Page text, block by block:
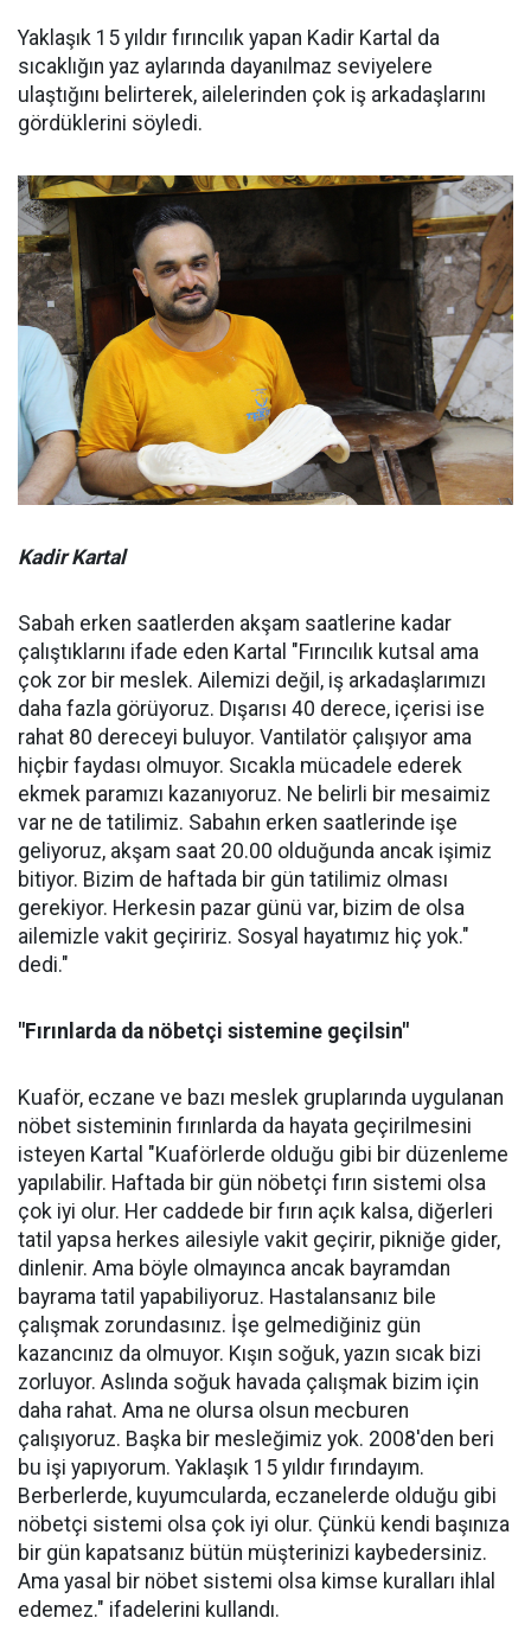
Yaklaşık 15 yıldır fırıncılık yapan Kadir Kartal da
sıcaklığın yaz aylarında dayanılmaz seviyelere
ulaştığını belirterek, ailelerinden çok iş arkadaşlarını
gördüklerini söyledi.
Kadir Kartal
Sabah erken saatlerden akşam saatlerine kadar
çalıştıklarını ifade eden Kartal "Fırıncılık kutsal ama
çok zor bir meslek. Ailemizi değil, iş arkadaşlarımızı
daha fazla görüyoruz. Dışarısı 40 derece, içerisi ise
rahat 80 dereceyi buluyor. Vantilatör çalışıyor ama
hiçbir faydası olmuyor. Sıcakla mücadele ederek
ekmek paramızı kazanıyoruz. Ne belirli bir mesaimiz
var ne de tatilimiz. Sabahın erken saatlerinde işe
geliyoruz, akşam saat 20.00 olduğunda ancak işimiz
bitiyor. Bizim de haftada bir gün tatilimiz olması
gerekiyor. Herkesin pazar günü var, bizim de olsa
ailemizle vakit geçiririz. Sosyal hayatımız hiç yok."
dedi."
"Fırınlarda da nöbetçi sistemine geçilsin"
Kuaför, eczane ve bazı meslek gruplarında uygulanan
nöbet sisteminin fırınlarda da hayata geçirilmesini
isteyen Kartal "Kuaförlerde olduğu gibi bir düzenleme
yapılabilir. Haftada bir gün nöbetçi fırın sistemi olsa
çok iyi olur. Her caddede bir fırın açık kalsa, diğerleri
tatil yapsa herkes ailesiyle vakit geçirir, pikniğe gider,
dinlenir. Ama böyle olmayınca ancak bayramdan
bayrama tatil yapabiliyoruz. Hastalansanız bile
çalışmak zorundasınız. İşe gelmediğiniz gün
kazancınız da olmuyor. Kışın soğuk, yazın sıcak bizi
zorluyor. Aslında soğuk havada çalışmak bizim için
daha rahat. Ama ne olursa olsun mecburen
çalışıyoruz. Başka bir mesleğimiz yok. 2008'den beri
bu işi yapıyorum. Yaklaşık 15 yıldır fırındayım.
Berberlerde, kuyumcularda, eczanelerde olduğu gibi
nöbetçi sistemi olsa çok iyi olur. Çünkü kendi başınıza
bir gün kapatsanız bütün müşterinizi kaybedersiniz.
Ama yasal bir nöbet sistemi olsa kimse kuralları ihlal
edemez." ifadelerini kullandı.